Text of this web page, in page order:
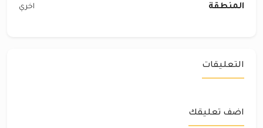
المنطقة اخري
التعليقات
اضف تعليقك